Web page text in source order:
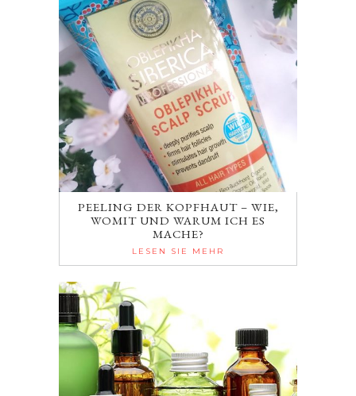
PEELING DER KOPFHAUT – WIE,
WOMIT UND WARUM ICH ES
MACHE?
LESEN SIE MEHR